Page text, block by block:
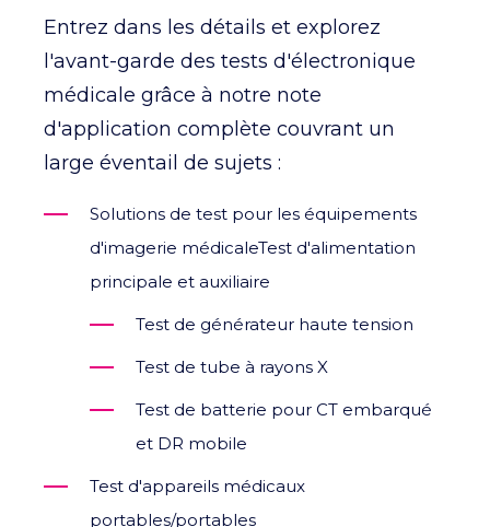
Entrez dans les détails et explorez
l'avant-garde des tests d'électronique
médicale grâce à notre note
d'application complète couvrant un
large éventail de sujets :
Solutions de test pour les équipements
d'imagerie médicaleTest d'alimentation
principale et auxiliaire
Test de générateur haute tension
Test de tube à rayons X
Test de batterie pour CT embarqué
et DR mobile
Test d'appareils médicaux
portables/portables